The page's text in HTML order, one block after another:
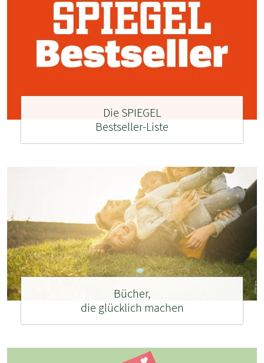
Die SPIEGEL
Bestseller-Liste
Bücher,
die glücklich machen